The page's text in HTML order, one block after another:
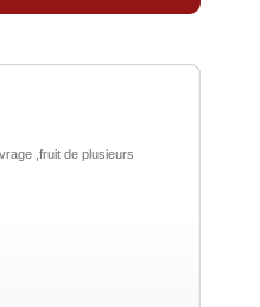
,fruit de plusieurs